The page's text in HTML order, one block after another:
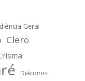
Geral
Clero
Diáconos